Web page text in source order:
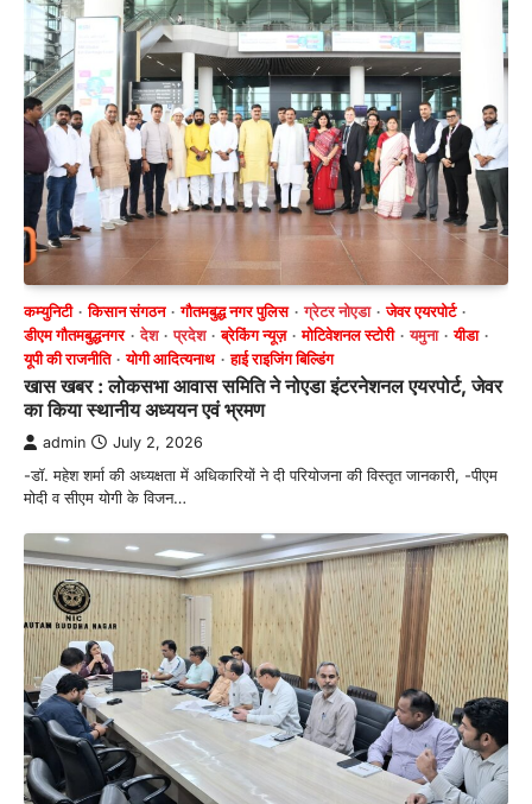
कम्युनिटी किसान संगठन गौतमबुद्ध नगर पुलिस ग्रेटर नोएडा
जेवर एयरपोर्ट
डीएम गौतमबुद्धनगर
देश प्रदेश ब्रेकिंग न्यूज़ मोटिवेशनल स्टोरी यमुना
यीडा
यूपी की राजनीति
योगी आदित्यनाथ हाई राइजिंग बिल्डिंग
खास खबर : लोकसभा आवास समिति ने नोएडा इंटरनेशनल एयरपोर्ट, जेवर
का किया स्थानीय अध्ययन एवं भ्रमण
admin July 2, 2026
-डॉ. महेश शर्मा की अध्यक्षता में अधिकारियों ने दी परियोजना की विस्तृत जानकारी, -पीएम
मोदी व सीएम योगी के विजन…